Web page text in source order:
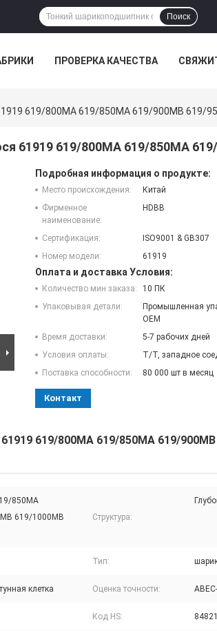
Поиск
ПРОВЕРКА КАЧЕСТВА
619/800MA 619/850MA 619/900MB 619/
61919 619/800MA 619/850MA
Подробная информация о продукте:
Место происхождения:
Китай
Фирменное
наименование:
HDBB
Сертификация:
ISO9001 & GB307
Номер модели:
61919
Оплата и доставка Условия:
Количество мин заказа:
10 ПК
Упаковывая детали:
Промышленная
OEM
Время доставки:
5-7 рабочих дней
Условия оплаты:
T/T, западное
Поставка способности:
80 000 шт в месяц
Контакт
619/800MA 619/850MA 619/
850MA
619/1000MB
Структура:
Тип:
клетка Оценка точности:
Код HS: